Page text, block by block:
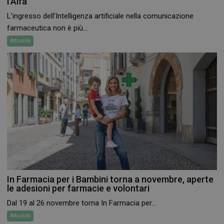
L’ingresso dell’Intelligenza artificiale nella comunicazione
farmaceutica non è più...
Attualità
In Farmacia per i Bambini torna a novembre, aperte
le adesioni per farmacie e volontari
Dal 19 al 26 novembre torna In Farmacia per...
Attualità
funzionare correttamente senza questi cookie.
NOME
.www.farmamese.it